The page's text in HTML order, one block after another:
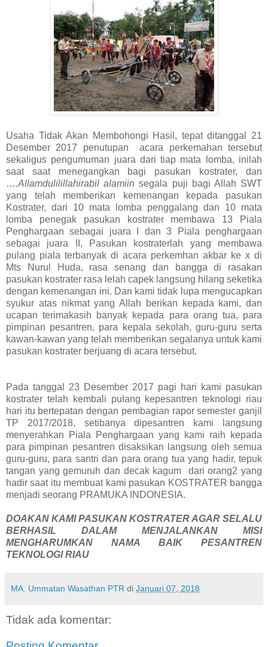
Usaha Tidak Akan Membohongi Hasil, tepat ditanggal 21
Desember 2017 penutupan acara perkemahan tersebut
sekaligus pengumuman juara dari tiap mata lomba, inilah
saat saat menegangkan bagi pasukan kostrater, dan
….Allamdulilillahirabil alamiin segala puji bagi Allah SWT
yang telah memberikan kemenangan kepada pasukan
Kostrater, dari 10 mata lomba penggalang dan 10 mata
lomba penegak pasukan kostrater membawa 13 Piala
Penghargaan sebagai juara I dan 3 Piala penghargaan
sebagai juara II, Pasukan kostraterlah yang membawa
pulang piala terbanyak di acara perkemhan akbar ke x di
Mts Nurul Huda, rasa senang dan bangga di rasakan
pasukan kostrater rasa lelah capek langsung hilang seketika
dengan kemenangan ini. Dan kami tidak lupa mengucapkan
syukur atas nikmat yang Allah berikan kepada kami, dan
ucapan terimakasih banyak kepada para orang tua, para
pimpinan pesantren, para kepala sekolah, guru-guru serta
kawan-kawan yang telah memberikan segalanya untuk kami
pasukan kostrater berjuang di acara tersebut.
Pada tanggal 23 Desember 2017 pagi hari kami pasukan
kostrater telah kembali pulang kepesantren teknologi riau
hari itu bertepatan dengan pembagian rapor semester ganjil
TP 2017/2018, setibanya dipesantren kami langsung
menyerahkan Piala Penghargaan yang kami raih kepada
para pimpinan pesantren disaksikan langsung oleh semua
guru-guru, para santri dan para orang tua yang hadir, tepuk
tangan yang gemuruh dan decak kagum dari orang2 yang
hadir saat itu membuat kami pasukan KOSTRATER bangga
menjadi seorang PRAMUKA INDONESIA.
DOAKAN KAMI PASUKAN KOSTRATER AGAR SELALU
BERHASIL DALAM MENJALANKAN MISI
MENGHARUMKAN NAMA BAIK PESANTREN
TEKNOLOGI RIAU
MA. Ummatan Wasathan PTR di Januari 07, 2018
Tidak ada komentar: